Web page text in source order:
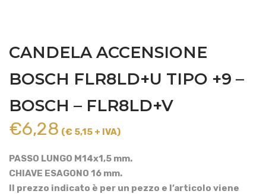
CANDELA ACCENSIONE
BOSCH FLR8LD+U TIPO +9 –
BOSCH – FLR8LD+V
€6,28 (€ 5,15 + IVA)
PASSO LUNGO M14x1,5 mm.
CHIAVE ESAGONO 16 mm.
Il prezzo indicato è per un pezzo e l’articolo viene